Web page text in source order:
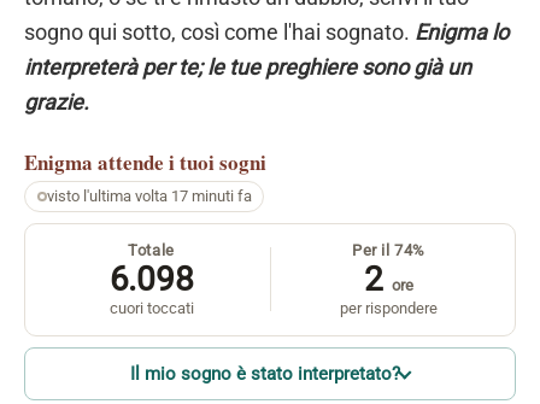
sogno qui sotto, così come l'hai sognato. Enigma lo
interpreterà per te; le tue preghiere sono già un
grazie.
Enigma attende i tuoi sogni
visto l'ultima volta 17 minuti fa
Totale
6.098
cuori toccati
Per il 74%
2 ore
per rispondere
Il mio sogno è stato interpretato?